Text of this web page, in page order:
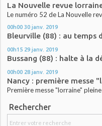
La Nouvelle revue
Le numéro 52 de La Nouvelle
00h00 30 janv. 2019
Bleurville (88) : au temps
00h15 29 janv. 2019
Bussang (88) : halte à la
00h00 28 janv. 2019
Nancy : première messe
Première messe "lorraine"
Rechercher